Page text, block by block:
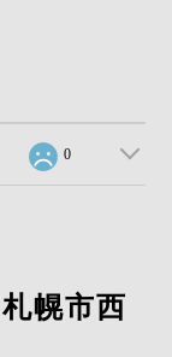
0
幌市西